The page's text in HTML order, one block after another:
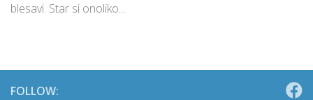
blesavi. Star si onoliko...
FOLLOW: